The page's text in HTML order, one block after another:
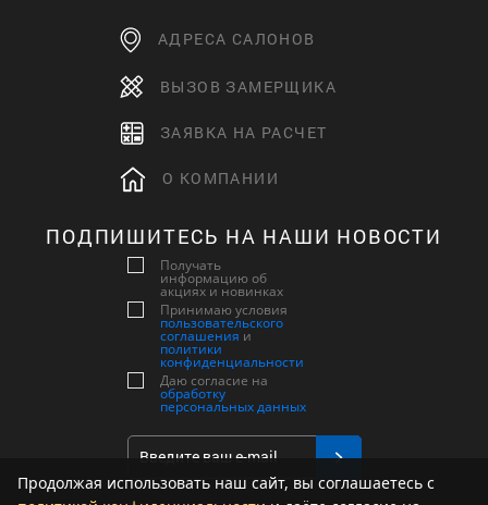
АДРЕСА САЛОНОВ
ВЫЗОВ ЗАМЕРЩИКА
ЗАЯВКА НА РАСЧЕТ
О КОМПАНИИ
ПОДПИШИТЕСЬ НА НАШИ НОВОСТИ
Получать
информацию об
акциях и новинках
Принимаю условия
пользовательского
соглашения и
политики
конфиденциальности
Даю согласие на
обработку
персональных данных
Продолжая использовать наш сайт, вы соглашаетесь с